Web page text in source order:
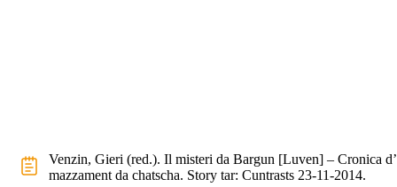
Venzin, Gieri (red.). Il misteri da Bargun [Luven] – Cronica
mazzament da chatscha. Story tar: Cuntrasts 23-11-2014.